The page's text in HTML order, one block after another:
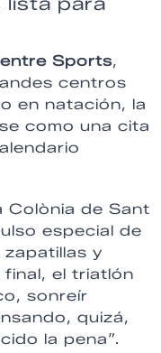
Sports,
centros
en natación, la
como una cita
Colònia de Sant
especial de
zapatillas y
final, el triatlón
sonreír
quizá,
la pena”.